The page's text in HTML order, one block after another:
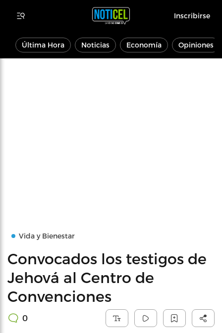
Inscribirse
Última Hora Noticias Economía Opiniones
Vida y Bienestar
Convocados los testigos de
Jehová al Centro de
Convenciones
0